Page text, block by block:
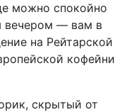
можно спокойно
вечером — вам в
на Рейтарской
кофейни
скрытый от